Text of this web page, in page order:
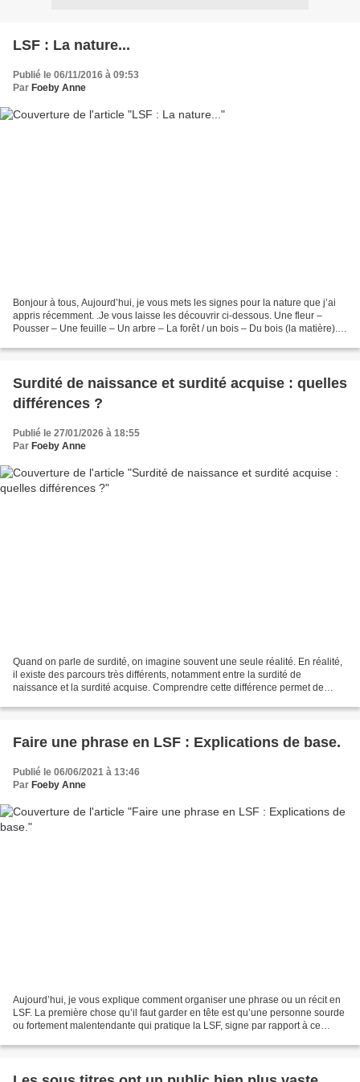
LSF : La nature...
Publié le 06/11/2016 à 09:53
Par Foeby Anne
Bonjour à tous, Aujourd’hui, je vous mets les signes pour la nature que j’ai
appris récemment. .Je vous laisse les découvrir ci-dessous. Une fleur –
Pousser – Une feuille – Un arbre – La forêt / un bois – Du bois (la matière).
Surdité de naissance et surdité acquise : quelles
différences ?
Publié le 27/01/2026 à 18:55
Par Foeby Anne
Quand on parle de surdité, on imagine souvent une seule réalité. En réalité,
il existe des parcours très différents, notamment entre la surdité de
naissance et la surdité acquise. Comprendre cette différence permet de
Faire une phrase en LSF : Explications de base.
Publié le 06/06/2021 à 13:46
Par Foeby Anne
Aujourd’hui, je vous explique comment organiser une phrase ou un récit en
LSF. La première chose qu’il faut garder en tête est qu’une personne sourde
ou fortement malentendante qui pratique la LSF, signe par rapport à ce